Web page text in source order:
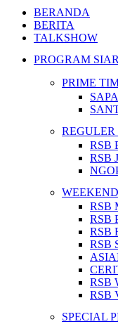
BERANDA
BERITA
TALKSHOW
PROGRAM
PRIME
REGULER
RSB
RSB
RSB
RSB
RSB
RSB
RSB
RSB
SPECIAL